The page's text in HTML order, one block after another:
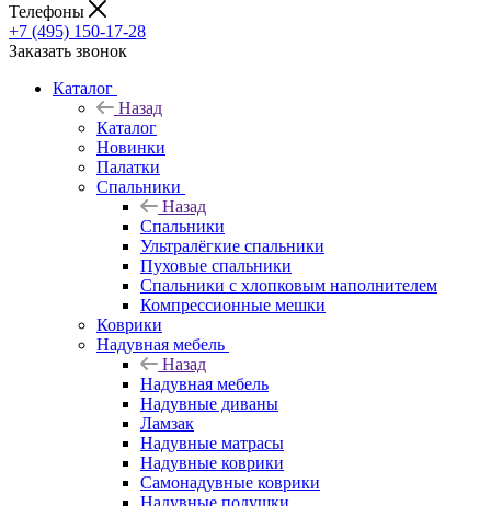
Телефоны
+7 (495) 150-17-28
Заказать звонок
Каталог
Назад
Каталог
Новинки
Палатки
Спальники
Назад
Спальники
Ультралёгкие спальники
Пуховые спальники
Спальники с хлопковым наполнителем
Компрессионные мешки
Коврики
Надувная мебель
Назад
Надувная мебель
Надувные диваны
Ламзак
Надувные матрасы
Надувные коврики
Самонадувные коврики
Надувные подушки